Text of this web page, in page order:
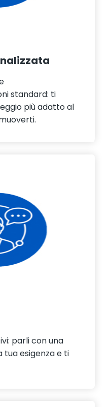
standard: ti
più adatto al
parli con una
tua esigenza e ti